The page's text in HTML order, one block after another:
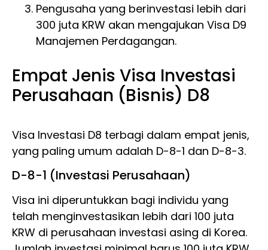
Pengusaha yang berinvestasi lebih dari
300 juta KRW akan mengajukan Visa D9
Manajemen Perdagangan.
Empat Jenis Visa Investasi
Perusahaan (Bisnis) D8
Visa Investasi D8 terbagi dalam empat jenis,
yang paling umum adalah D-8-1 dan D-8-3.
D-8-1 (Investasi Perusahaan)
Visa ini diperuntukkan bagi individu yang
telah menginvestasikan lebih dari 100 juta
KRW di perusahaan investasi asing di Korea.